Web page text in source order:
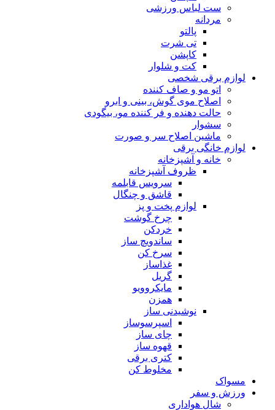
ست لباس ورزشی
مردانه
پالتو
تی شرت
کاپشن
کت و شلوار
لوازم برقی شخصی
اتو مو و صاف کننده
اصلاح موی گوش، بینی و ابرو
حالت دهنده و فر کننده مو، بیگودی
سشوار
ماشین اصلاح سر و صورت
لوازم خانگی برقی
خانه و آشپزخانه
ظروف آشپزخانه
سرویس قابلمه
قاشق و چنگال
لوازم پخت و پز
چرخ گوشت
خردکن
ساندویچ ساز
سرخ کن
غذاساز
گریل
مایکروویو
همزن
نوشیدنی ساز
اسپرسوساز
چای ساز
قهوه ساز
کتری برقی
مخلوط کن
مسواک
ورزش و سفر
شال هواداری